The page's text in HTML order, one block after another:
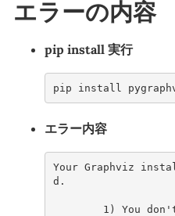
エラーの内容
pip install 実行
エラー内容
Your Graphviz
d.
1 ) You don '